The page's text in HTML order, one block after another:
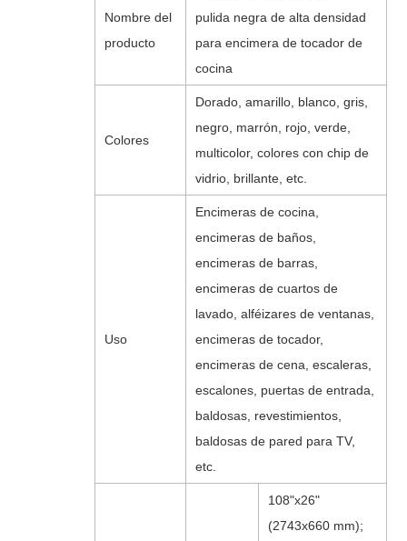
Nombre del
producto
pulida negra de alta densidad
para encimera de tocador de
cocina
Colores
Dorado, amarillo, blanco, gris,
negro, marrón, rojo, verde,
multicolor, colores con chip de
vidrio, brillante, etc.
Uso
Encimeras de cocina,
encimeras de baños,
encimeras de barras,
encimeras de cuartos de
lavado, alféizares de ventanas,
encimeras de tocador,
encimeras de cena, escaleras,
escalones, puertas de entrada,
baldosas, revestimientos,
baldosas de pared para TV,
etc.
108"x26"
(2743x660 mm);